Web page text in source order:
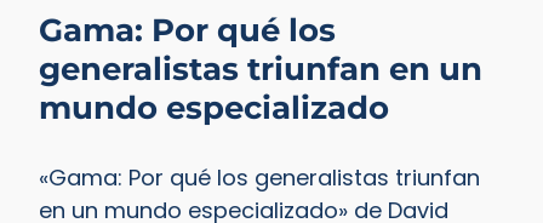
Gama: Por qué los
generalistas triunfan en un
mundo especializado
«Gama: Por qué los generalistas triunfan
en un mundo especializado» de David